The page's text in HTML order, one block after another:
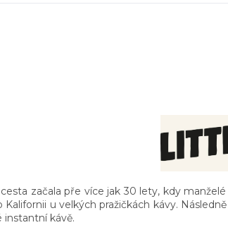
cesta začala pře více jak 30 lety, kdy
Kalifornii u velkých pražičkách kávy.
instantní kávě.